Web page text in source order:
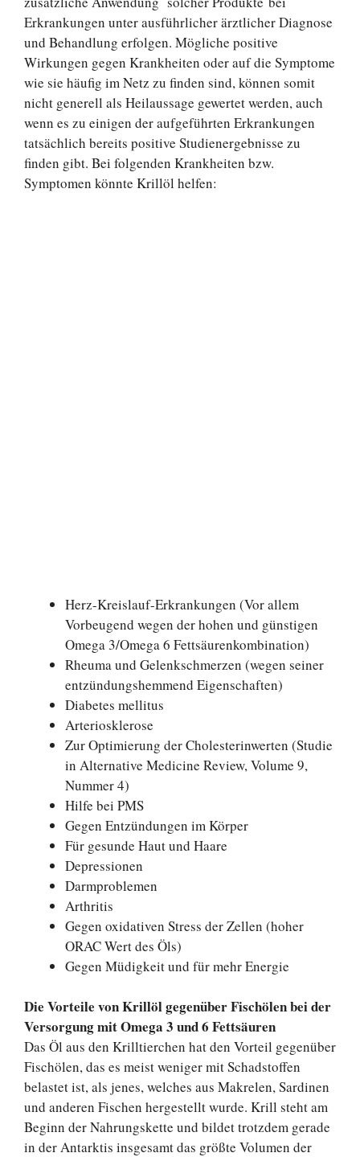
Erkrankungen unter ausführlicher ärztlicher Diagnose
und Behandlung erfolgen. Mögliche positive
Wirkungen gegen Krankheiten oder auf die Symptome
wie sie häufig im Netz zu finden sind, können somit
nicht generell als Heilaussage gewertet werden, auch
wenn es zu einigen der aufgeführten Erkrankungen
tatsächlich bereits positive Studienergebnisse zu
finden gibt. Bei folgenden Krankheiten bzw.
Symptomen könnte Krillöl helfen:
Herz-Kreislauf-Erkrankungen (Vor allem
Vorbeugend wegen der hohen und günstigen
Omega 3/Omega 6 Fettsäurenkombination)
Rheuma und Gelenkschmerzen (wegen seiner
entzündungshemmend Eigenschaften)
Diabetes mellitus
Arteriosklerose
Zur Optimierung der Cholesterinwerten (Studie
in Alternative Medicine Review, Volume 9,
Nummer 4)
Hilfe bei PMS
Gegen Entzündungen im Körper
Für gesunde Haut und Haare
Depressionen
Darmproblemen
Arthritis
Gegen oxidativen Stress der Zellen (hoher
ORAC Wert des Öls)
Gegen Müdigkeit und für mehr Energie
Die Vorteile von Krillöl gegenüber Fischölen bei der
Versorgung mit Omega 3 und 6 Fettsäuren
Das Öl aus den Krilltierchen hat den Vorteil gegenüber
Fischölen, das es meist weniger mit Schadstoffen
belastet ist, als jenes, welches aus Makrelen, Sardinen
und anderen Fischen hergestellt wurde. Krill steht am
Beginn der Nahrungskette und bildet trotzdem gerade
in der Antarktis insgesamt das größte Volumen der